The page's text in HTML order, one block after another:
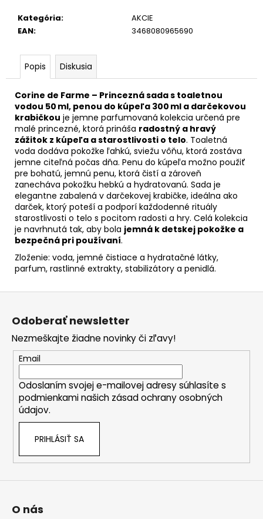
Kategória:
AKCIE
EAN: 3468080965690
Popis Diskusia
Corine de Farme – Princezná sada s toaletnou
vodou 50 ml, penou do kúpeľa 300 ml a darčekovou
krabičkou je jemne parfumovaná kolekcia určená pre
malé princezné, ktorá prináša radostný a hravý
zážitok z kúpeľa a starostlivosti o telo. Toaletná
voda dodáva pokožke ľahkú, sviežu vôňu, ktorá zostáva
jemne citeľná počas dňa. Penu do kúpeľa možno použiť
pre bohatú, jemnú penu, ktorá čistí a zároveň
zanecháva pokožku hebkú a hydratovanú. Sada je
elegantne zabalená v darčekovej krabičke, ideálna ako
darček, ktorý poteší a podporí každodenné rituály
starostlivosti o telo s pocitom radosti a hry. Celá kolekcia
je navrhnutá tak, aby bola jemná k detskej pokožke a
bezpečná pri používaní.
Zloženie: voda, jemné čistiace a hydratačné látky,
parfum, rastlinné extrakty, stabilizátory a penidlá.
Z
Odoberať newsletter
Nezmeškajte žiadne novinky či zľavy!
Email
Odoslaním svojej e-mailovej adresy súhlasíte s
podmienkami našich zásad ochrany osobných
údajov.
PRIHLÁSIŤ SA
O nás